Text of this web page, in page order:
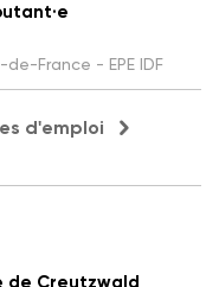
France - EPE IDF
d'emploi